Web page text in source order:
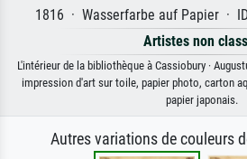
1816 · Wasserfarbe auf Papier ·
Artistes non
L'intérieur de la bibliothèque à Cassiobury ·
impression d'art sur toile, papier photo, carton
papier japonais.
Autres variations de couleurs